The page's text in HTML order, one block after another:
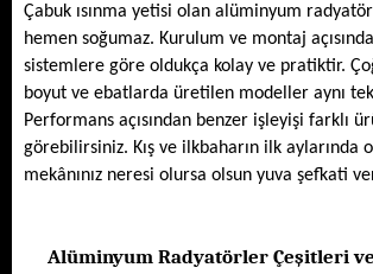
Çabuk ısınma yetisi olan alüminyum
hemen soğumaz. Kurulum ve montaj
sistemlere göre oldukça kolay ve pratiktir.
boyut ve ebatlarda üretilen modeller aynı
Performans açısından benzer işleyişi farklı
görebilirsiniz. Kış ve ilkbaharın ilk aylarında
mekânınız neresi olursa olsun yuva şefkati
Alüminyum Radyatörler Çeşitleri